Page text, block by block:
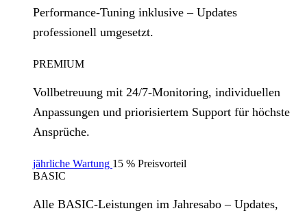
Performance‑Tuning inklusive – Updates
professionell umgesetzt.
PREMIUM
Vollbetreuung mit 24/7‑Monitoring, individuellen
Anpassungen und priorisiertem Support für höchste
Ansprüche.
jährliche Wartung 15 % Preisvorteil
BASIC
Alle BASIC‑Leistungen im Jahresabo – Updates,